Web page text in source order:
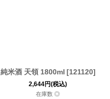
純米酒 天領 1800ml [121120]
2,644円(税込)
在庫数 ◎